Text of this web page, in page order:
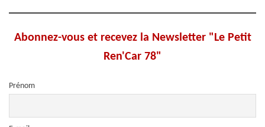
Abonnez-vous et recevez la Newsletter "Le Petit
Ren'Car 78"
Prénom